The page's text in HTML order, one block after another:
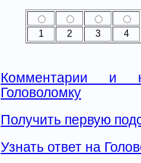
1 2 3 4
Комментарии и
Головоломку
Получить первую
Узнать ответ на